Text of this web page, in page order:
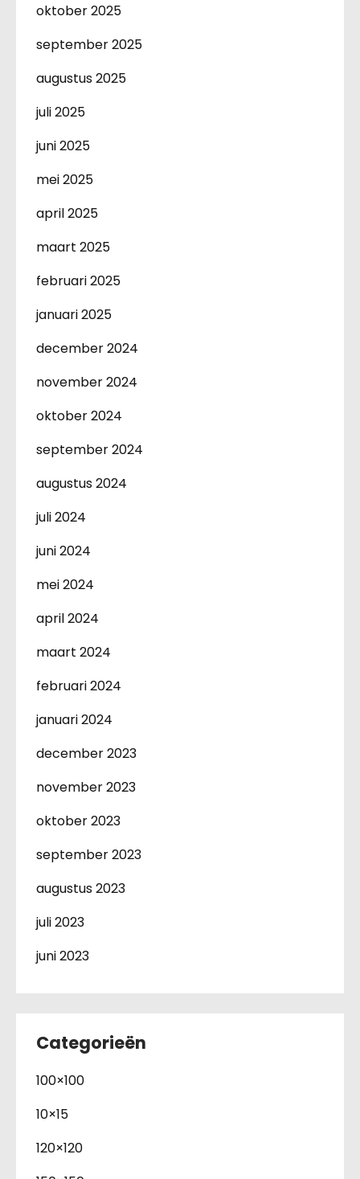
oktober 2025
september 2025
augustus 2025
juli 2025
juni 2025
mei 2025
april 2025
maart 2025
februari 2025
januari 2025
december 2024
november 2024
oktober 2024
september 2024
augustus 2024
juli 2024
juni 2024
mei 2024
april 2024
maart 2024
februari 2024
januari 2024
december 2023
november 2023
oktober 2023
september 2023
augustus 2023
juli 2023
juni 2023
Categorieën
100×100
10×15
120×120